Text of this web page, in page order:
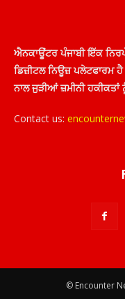
ਐਨਕਾਊਂਟਰ ਪੰਜਾਬੀ ਇੱਕ
ਡਿਜ਼ੀਟਲ ਨਿਊਜ਼ ਪਲੇਟਫਾਰਮ
ਨਾਲ ਜੁੜੀਆਂ ਜ਼ਮੀਨੀ
Contact us:
© Encounter